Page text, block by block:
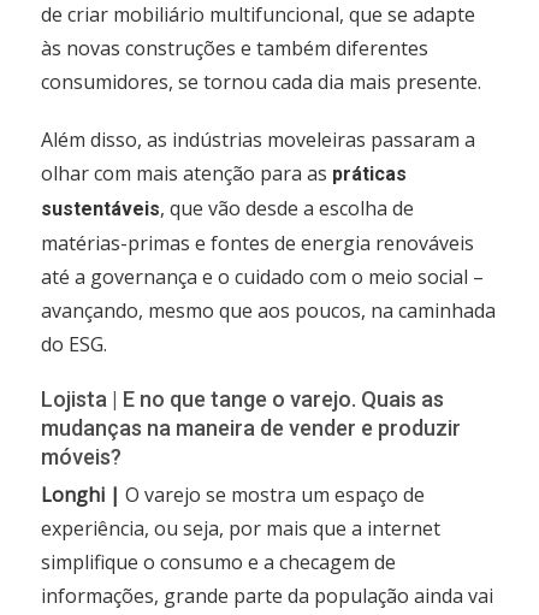
de criar mobiliário multifuncional, que se adapte
às novas construções e também diferentes
consumidores, se tornou cada dia mais presente.
Além disso, as indústrias moveleiras passaram a
olhar com mais atenção para as práticas
sustentáveis, que vão desde a escolha de
matérias-primas e fontes de energia renováveis
até a governança e o cuidado com o meio social –
avançando, mesmo que aos poucos, na caminhada
do ESG.
Lojista | E no que tange o varejo. Quais as
mudanças na maneira de vender e produzir
móveis?
Longhi | O varejo se mostra um espaço de
experiência, ou seja, por mais que a internet
simplifique o consumo e a checagem de
informações, grande parte da população ainda vai